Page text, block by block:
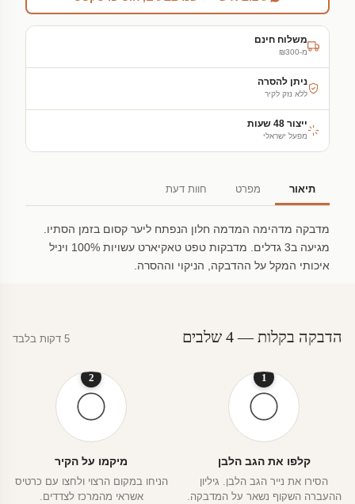
משלוח חינם
מ-₪300
ניתן להסרה
ללא נזק לקיר
ייצור 48 שעות
מפעל ישראלי
תיאור מפרט חוות דעת
מדבקה מדהימה המדמה חלון הנפתח ליער קסום בזמן הסתיו.
מגיעה ב3 גדלים. מדבקות טפט טאקיארט עשויות 100% ויניל
איכותי המקל על ההדבקה, הניקוי וההסרה.
הדבקה בקלות — 4 שלבים 5 דקות בלבד
1
קלפו את הגב הלבן
הסירו את נייר הגב הלבן. גיליון
ההעברה השקוף נשאר על המדבקה.
2
מיקמו על הקיר
הניחו במקום הרצוי ולחצו עם כרטיס
אשראי מהמרכז לצדדים.